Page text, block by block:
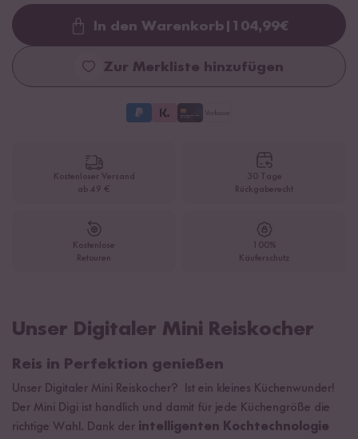
Loading...
In den Warenkorb 104,99€
Zur Merkliste hinzufügen
Kostenloser Versand
ab 49 €
30 Tage
Rückgaberecht
Kostenlose
Retouren
100%
Käuferschutz
Unser Digitaler Mini Reiskocher
Reis in Perfektion genießen
Unser Digitaler Mini Reiskocher? Ist ein kleines Küchenwunder!
Der Mini Digi ist handlich und damit für jede Küchengröße die
richtige Wahl. Dank der intelligenten Kochtechnologie